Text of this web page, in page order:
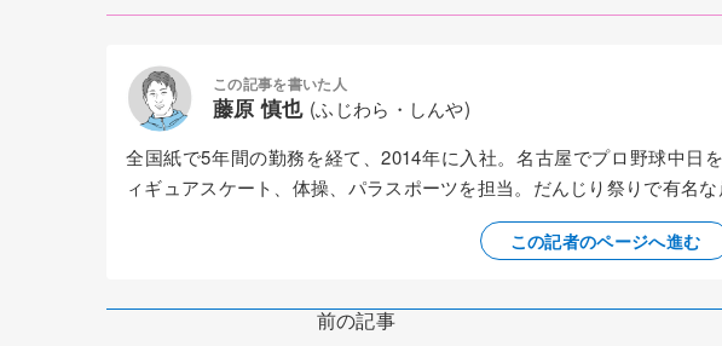
この記事を書いた人
藤原 慎也 (ふじわら・しんや)
全国紙で5年間の勤務を経て、2014年に入社。名古屋でプロ野球中日
ィギュアスケート、体操、パラスポーツを担当。だんじり祭りで有名な
この記者のページへ進む
前の記事